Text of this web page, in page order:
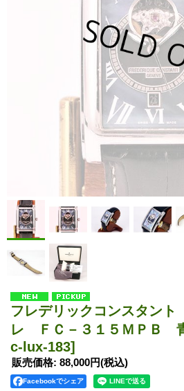
フレデリックコンスタン
レ ＦＣ－３１５ＭＰＢ
c-lux-183]
販売価格: 88,000円(税込)
Facebookでシェア